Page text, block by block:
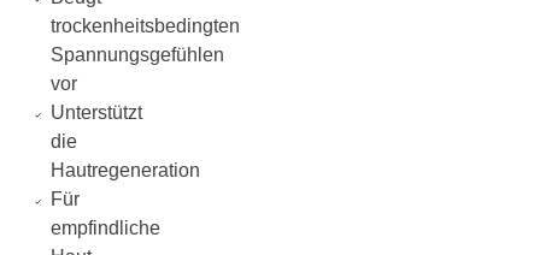
trockenheitsbedingten
Spannungsgefühlen
vor
Unterstützt
die
Hautregeneration
Für
empfindliche